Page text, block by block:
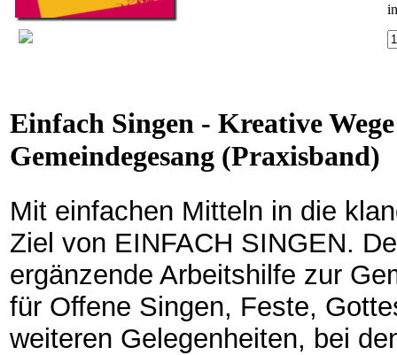
Einfach Singen - Kreative
Gemeindegesang (Praxisband)
Mit einfachen Mitteln in die
Ziel von EINFACH SINGEN.
ergänzende Arbeitshilfe zur
für Offene Singen, Feste,
weiteren Gelegenheiten, bei